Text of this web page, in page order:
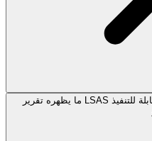
ما يظهره تقرير LSAS المدعوم بالذكاء الاصطناعي: خطوات قابلة للتنفيذ